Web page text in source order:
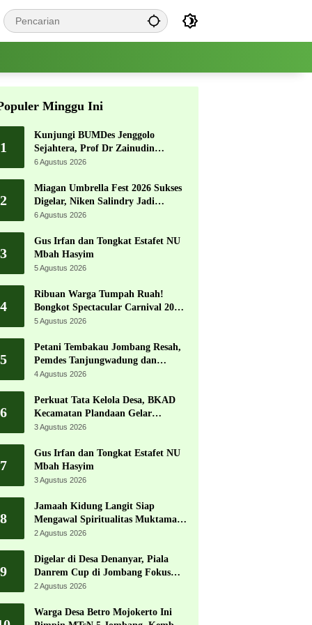
Minggu Ini
1
Kunjungi BUMDes Jenggolo
Sejahtera, Prof Dr Zainudin
Maliki: Kita Wujudkan
Potensi Desa
6 Agustus 2026
2
Miagan Umbrella Fest 2026 Sukses
Digelar, Niken Salindry Jadi
Magnet Ribuan Pengunjung
6 Agustus 2026
3
Gus Irfan dan Tongkat Estafet NU
Mbah Hasyim
5 Agustus 2026
4
Ribuan Warga Tumpah Ruah!
Bongkot Spectacular Carnival 2026
Jadi Pesta Kemerdekaan Terbesar
5 Agustus 2026
5
Petani Tembakau Jombang Resah,
Pemdes Tanjungwadung dan
Disperta Bergerak Cepat
4 Agustus 2026
6
Perkuat Tata Kelola Desa, BKAD
Kecamatan Plandaan Gelar
Pelatihan Aparatur Pemdes
3 Agustus 2026
7
Gus Irfan dan Tongkat Estafet NU
Mbah Hasyim
3 Agustus 2026
8
Jamaah Kidung Langit Siap
Mengawal Spiritualitas Muktamar
NU
2 Agustus 2026
9
Digelar di Desa Denanyar, Piala
Danrem Cup di Jombang Fokus
Cetak Bibit Atlet Menembak
2 Agustus 2026
Warga Desa Betro Mojokerto Ini